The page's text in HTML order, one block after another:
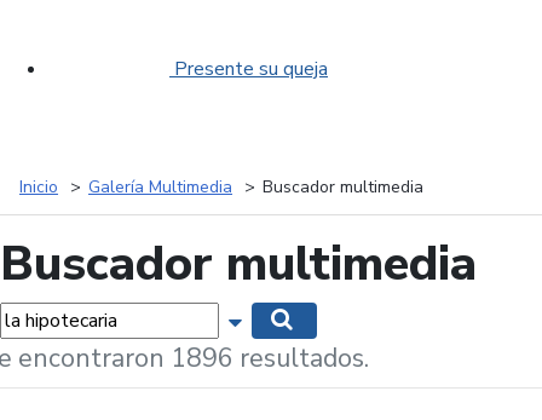
Presente su queja
Inicio Galería Multimedia Buscador multimedia
Buscador multimedia
Mostrar opciones de búsqueda
encontraron 1896 resultados.